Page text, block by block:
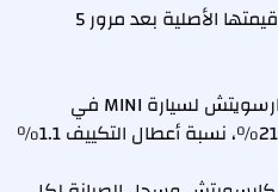
تحتفظ ميني بحوالي 46% من قيمتها الأصلية بعد مرور 5
استناداً إلى 186 فحصاً أجرتها كارسويتش لسيارة MINI في
الإمارات، نسبة البقع الداخلية 21.1%، نسبة أعطال التكييف 1.1%